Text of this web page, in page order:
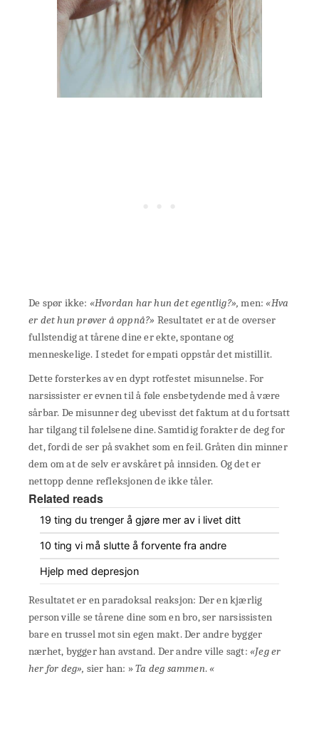
De spør ikke: «Hvordan har hun det egentlig?», men:«Hva
er det hun prøver å oppnå?» Resultatet er at de overser
fullstendig at tårene dine er ekte, spontane og
menneskelige. I stedet for empati oppstår det mistillit.
Dette forsterkes av en dypt rotfestet misunnelse. For
narsissister er evnen til å føle ensbetydende med å være
sårbar. De misunner deg ubevisst det faktum at du fortsatt
har tilgang til følelsene dine. Samtidig forakter de deg for
det, fordi de ser på svakhet som en feil. Gråten din minner
dem om at de selv er avskåret på innsiden. Og det er
nettopp denne refleksjonen de ikke tåler.
Related reads
19 ting du trenger å gjøre mer av i livet ditt
10 ting vi må slutte å forvente fra andre
Hjelp med depresjon
Resultatet er en paradoksal reaksjon: Der en kjærlig
person ville se tårene dine som en bro, ser narsissisten
bare en trussel mot sin egen makt. Der andre bygger
nærhet, bygger han avstand. Der andre ville sagt: «Jeg er
her for deg», sier han: »Ta deg sammen.«